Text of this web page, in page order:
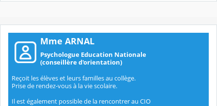
Mme ARNAL
Psychologue Education Nationale
(conseillère d'orientation)
Reçoit les élèves et leurs familles au collège.
Prise de rendez-vous à la vie scolaire.
Il est également possible de la rencontrer au CIO